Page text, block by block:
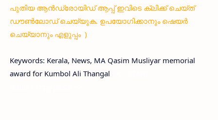
പുതിയ ആൻഡ്രോയിഡ് ആപ്പ് ഇവിടെ ക്ലിക്ക് ചെയ്ത്
ഡൗൺലോഡ് ചെയ്യുക. ഉപയോഗിക്കാനും ഷെയർ
ചെയ്യാനും എളുപ്പം )
Keywords: Kerala, News, MA Qasim Musliyar memorial
award for Kumbol Ali Thangal